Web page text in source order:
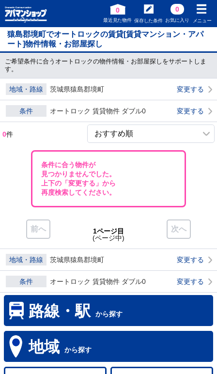
0
最近見た物件 保存した条件
0
お気に入り メニュー
猿島郡境町でオートロックの賃貸[賃貸マンション・アパ
ート]物件情報・お部屋探し
ご希望条件に合うオートロックの物件情報・お部屋探しをサポートしま
す。
地域・路線 茨城県猿島郡境町 変更する
条件 オートロック 賃貸物件 ダブル0 変更する
0件
条件に合う物件が
見つかりませんでした。
上下の「変更する」から
再度検索してください。
前へ 次へ
1ページ目
(ページ中)
地域・路線 茨城県猿島郡境町 変更する
条件 オートロック 賃貸物件 ダブル0 変更する
路線・駅 から探す
地域 から探す